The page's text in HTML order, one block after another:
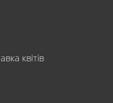
квітів